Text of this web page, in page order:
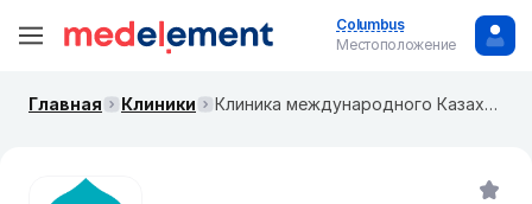
Columbus
Местоположение
Главная Клиники Клиника международного Казахско-Турецкого университета им. Х.А. ЯСАВИ